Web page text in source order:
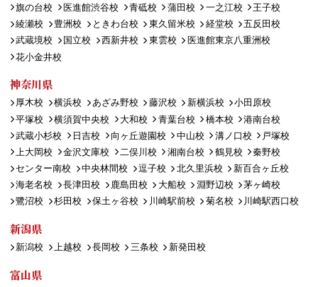
旗の台校
医進館渋谷校 青砥校 蒲田校 一之江校
王子校
綾瀬校
豊洲校 ときわ台校 東久留米校 経堂校
五反田校
武蔵境校
国立校 西新井校 東雲校
医進館東京八重洲校
花小金井校
神奈川県
厚木校 横浜校 あざみ野校 藤沢校 新横浜校
小田原校
平塚校
横須賀中央校 大和校 青葉台校 橋本校
港南台校
武蔵小杉校
日吉校 向ヶ丘遊園校 中山校 溝ノ口校
戸塚校
上大岡校
金沢文庫校 二俣川校 湘南台校 鶴見校
秦野校
センター南校
中央林間校 逗子校 北久里浜校
新百合ヶ丘校
海老名校
長津田校 鹿島田校 大船校 淵野辺校
茅ヶ崎校
鷺沼校
杉田校 保土ヶ谷校 川崎駅前校 菊名校 川崎駅西口校
新潟県
新潟校 上越校 長岡校 三条校 新発田校
富山県